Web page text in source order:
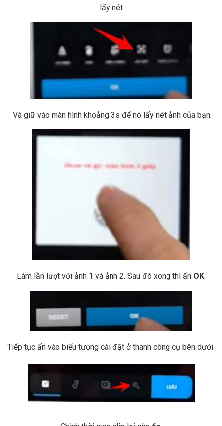
lấy nét
Và giữ vào màn hình khoảng 3s để nó lấy nét ảnh của bạn.
Làm lần lượt với ảnh 1 và ảnh 2. Sau đó xong thì ấn OK.
Tiếp tục ấn vào biểu tượng cài đặt ở thanh công cụ bên dưới.